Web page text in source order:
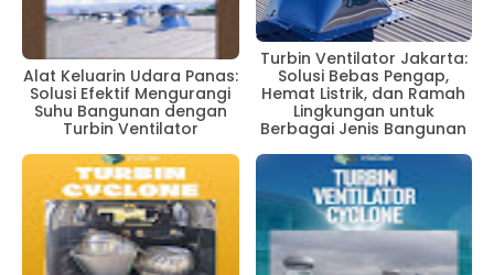
Alat Keluarin Udara Panas:
Solusi Efektif Mengurangi
Suhu Bangunan dengan
Turbin Ventilator
Turbin Ventilator Jakarta:
Solusi Bebas Pengap,
Hemat Listrik, dan Ramah
Lingkungan untuk
Berbagai Jenis Bangunan